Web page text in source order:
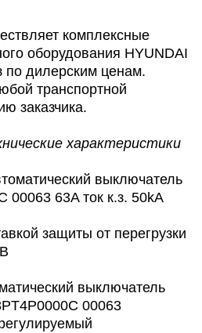
комплексные
оборудования HYUNDAI
по дилерским ценам.
транспортной
заказчика.
характеристики
выключатель
00063 63A ток к.з. 50kA
защиты от перегрузки
выключатель
00063